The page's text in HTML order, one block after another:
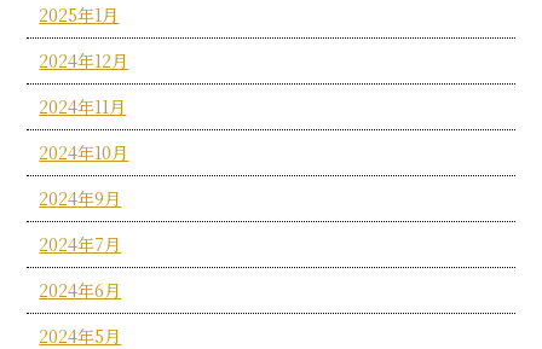
2025年1月
2024年12月
2024年11月
2024年10月
2024年9月
2024年7月
2024年6月
2024年5月